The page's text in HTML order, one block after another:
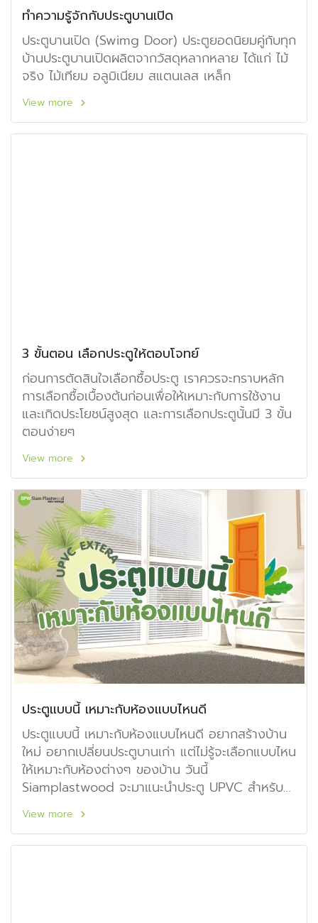
ทำความรู้จักกับประตูบานเปิด
ประตูบานเปิด (Swimg Door) ประตูยอดนิยมคู่กับทุก
บ้านประตูบานเปิดผลิตจากวัสดุหลากหลาย ได้แก่ ไม้
จริง ไม้เทียม อลูมิเนียม สแตนเลส เหล็ก
View more
3 ขั้นตอน เลือกประตูให้ตอบโจทย์
ก่อนการตัดสินใจเลือกซื้อประตู เราควรจะทราบหลัก
การเลือกซื้อเบื้องต้นก่อนเพื่อให้เหมาะกับการใช้งาน
และเกิดประโยชน์สูงสุด และการเลือกประตูนั้นมี 3 ขั้น
ตอนง่ายๆ
View more
ประตูแบบนี้ เหมาะกับห้องแบบไหนดี
ประตูแบบนี้ เหมาะกับห้องแบบไหนดี อยากสร้างบ้าน
ใหม่ อยากเปลี่ยนประตูบานเก่า แต่ไม่รู้จะเลือกแบบไหน
ให้เหมาะกับห้องต่างๆ ของบ้าน วันนี้
Siamplastwood จะมาแนะนำประตู UPVC สำหรับ
ห้องต่างๆ ให้ทุกคนเลือกกัน
View more